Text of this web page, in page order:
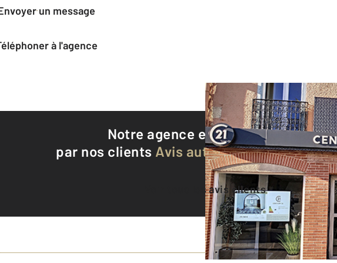
Envoyer un message
Téléphoner à l'agence
Notre agence est notée9,4/10
par nos clients Avis authentifiés par
Voir tous les avis clients